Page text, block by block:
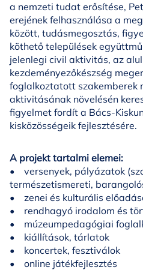
a nemzeti tudat erősítése,
erejének felhasználása a
között, tudásmegosztás,
köthető települések
jelenlegi civil aktivitás, az
kezdeményezőkészség
foglalkoztatott szakemberek
aktivitásának növelésén
figyelmet fordít a Bács-
kisközösségeik fejlesztésére.
A projekt tartalmi elemei:
• versenyek, pályázatok
természetismereti,
• zenei és kulturális
• rendhagyó irodalom és
• múzeumpedagógiai
• kiállítások, tárlatok
• koncertek, fesztiválok
• online játékfejlesztés